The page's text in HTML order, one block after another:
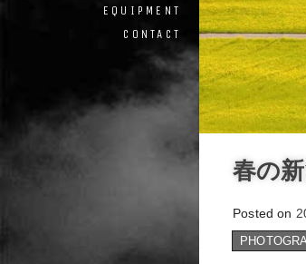
EQUIPMENT
CONTACT
春の
Posted on